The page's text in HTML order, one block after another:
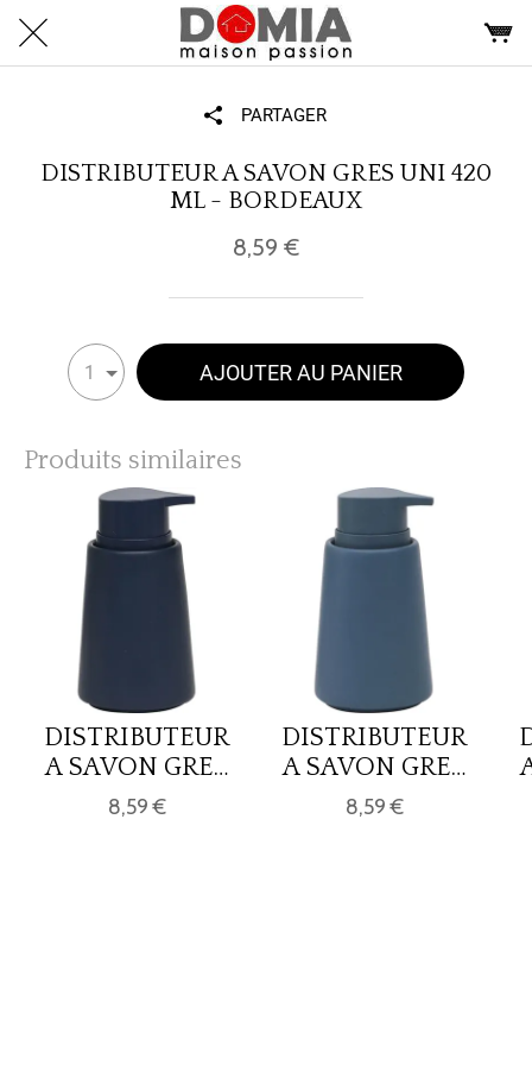
PARTAGER
DISTRIBUTEUR A SAVON GRES UNI 420
ML - BORDEAUX
8,59 €
1 AJOUTER AU PANIER
Produits similaires
DISTRIBUTEUR
A SAVON GRES
UNI 420 ML-
BLEU MARINE
8,59 €
DISTRIBUTEUR
A SAVON GRES
UNI 420 ML -
BLEU CANARD
8,59 €